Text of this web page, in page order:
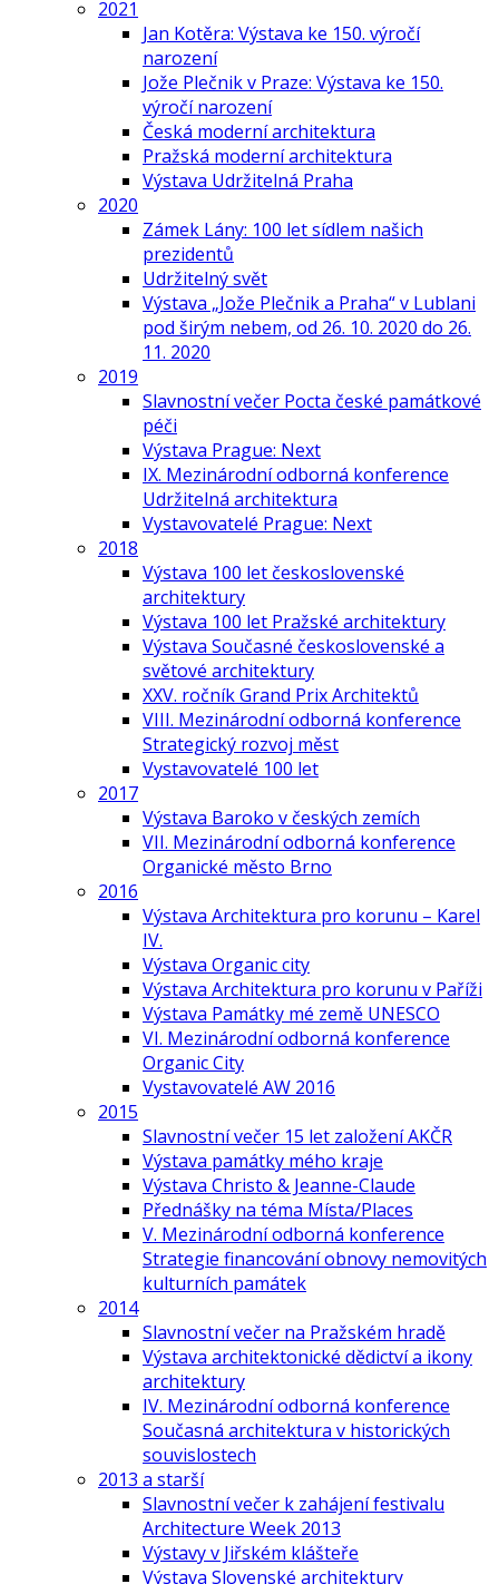
2021
Jan Kotěra: Výstava ke 150. výročí
narození
Jože Plečnik v Praze: Výstava ke 150.
výročí narození
Česká moderní architektura
Pražská moderní architektura
Výstava Udržitelná Praha
2020
Zámek Lány: 100 let sídlem našich
prezidentů
Udržitelný svět
Výstava „Jože Plečnik a Praha“ v Lublani
pod širým nebem, od 26. 10. 2020 do 26.
11. 2020
2019
Slavnostní večer Pocta české památkové
péči
Výstava Prague: Next
IX. Mezinárodní odborná konference
Udržitelná architektura
Vystavovatelé Prague: Next
2018
Výstava 100 let československé
architektury
Výstava 100 let Pražské architektury
Výstava Současné československé a
světové architektury
XXV. ročník Grand Prix Architektů
VIII. Mezinárodní odborná konference
Strategický rozvoj měst
Vystavovatelé 100 let
2017
Výstava Baroko v českých zemích
VII. Mezinárodní odborná konference
Organické město Brno
2016
Výstava Architektura pro korunu – Karel
IV.
Výstava Organic city
Výstava Architektura pro korunu v Paříži
Výstava Památky mé země UNESCO
VI. Mezinárodní odborná konference
Organic City
Vystavovatelé AW 2016
2015
Slavnostní večer 15 let založení AKČR
Výstava památky mého kraje
Výstava Christo & Jeanne-Claude
Přednášky na téma Místa/Places
V. Mezinárodní odborná konference
Strategie financování obnovy nemovitých
kulturních památek
2014
Slavnostní večer na Pražském hradě
Výstava architektonické dědictví a ikony
architektury
IV. Mezinárodní odborná konference
Současná architektura v historických
souvislostech
2013 a starší
Slavnostní večer k zahájení festivalu
Architecture Week 2013
Výstavy v Jiřském klášteře
Výstava Slovenské architektury